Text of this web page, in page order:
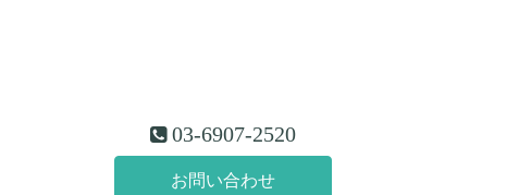
03-6907-2520
お問い合わせ